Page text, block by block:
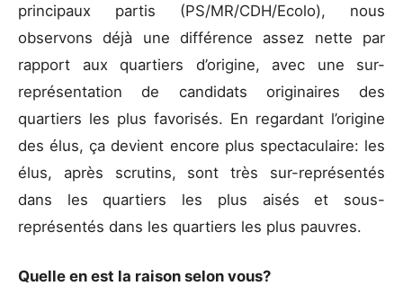
principaux partis (PS/MR/CDH/Ecolo), nous
observons déjà une différence assez nette par
rapport aux quartiers d’origine, avec une sur-
représentation de candidats originaires des
quartiers les plus favorisés. En regardant l’origine
des élus, ça devient encore plus spectaculaire: les
élus, après scrutins, sont très sur-représentés
dans les quartiers les plus aisés et sous-
représentés dans les quartiers les plus pauvres.
Quelle en est la raison selon vous?